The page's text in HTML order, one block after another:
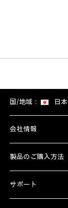
国/地域： 日本
会社情報
製品のご購入方法
サポート